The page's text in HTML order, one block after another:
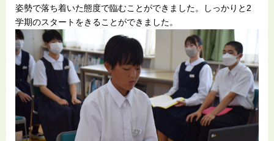
姿勢で落ち着いた態度で臨むことができました。しっかりと2
学期のスタートをきることができました。